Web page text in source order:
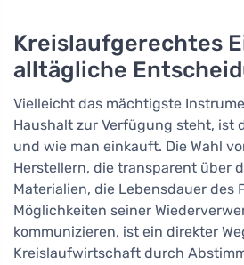
Kreislaufgerechtes
alltägliche
Vielleicht das mächtigste
Haushalt zur Verfügung steht, ist
und wie man einkauft. Die Wahl
Herstellern, die transparent über
Materialien, die Lebensdauer des
Möglichkeiten seiner
kommunizieren, ist ein direkter
Kreislaufwirtschaft durch